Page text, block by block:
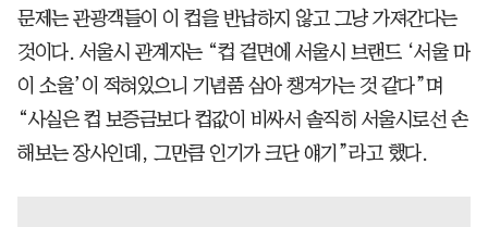
문제는 관광객들이 이 컵을 반납하지 않고 그냥 가져간다는
것이다. 서울시 관계자는 “컵 겉면에 서울시 브랜드 ‘서울 마
이 소울’이 적혀있으니 기념품 삼아 챙겨가는 것 같다”며
“사실은 컵 보증금보다 컵값이 비싸서 솔직히 서울시로선 손
해보는 장사인데, 그만큼 인기가 크단 얘기”라고 했다.